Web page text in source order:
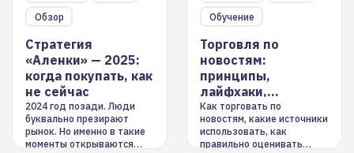
Обзор
Стратегия
«Аленки» — 2025:
когда покупать, как
не сейчас
2024 год позади. Люди
буквально презирают
рынок. Но именно в такие
моменты открываются
Обучение
Торговля по
новостям:
принципы,
лайфхаки,
инструменты
Как торговать по
новостям, какие источники
использовать, как
правильно оценивать